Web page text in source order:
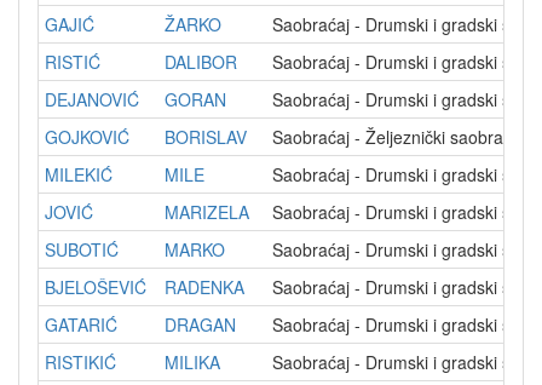
GAJIĆ
ŽARKO
Saobraćaj - Drumski i gradski
RISTIĆ
DALIBOR
Saobraćaj - Drumski i gradski
DEJANOVIĆ
GORAN
Saobraćaj - Drumski i gradski
GOJKOVIĆ
BORISLAV
Saobraćaj - Željeznički saobraćaj
MILEKIĆ
MILE
Saobraćaj - Drumski i gradski
JOVIĆ
MARIZELA
Saobraćaj - Drumski i gradski
SUBOTIĆ
MARKO
Saobraćaj - Drumski i gradski
BJELOŠEVIĆ
RADENKA
Saobraćaj - Drumski i gradski
GATARIĆ
DRAGAN
Saobraćaj - Drumski i gradski
RISTIKIĆ
MILIKA
Saobraćaj - Drumski i gradski